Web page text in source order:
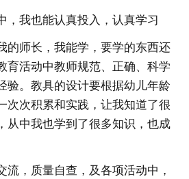
，我也能认真投入，认真学习
的师长，我能学，要学的东西还
育活动中教师规范、正确、科学
验。教具的设计要根据幼儿年龄
次次积累和实践，让我知道了很
从中我也学到了很多知识，也成
流，质量自查，及各项活动中，